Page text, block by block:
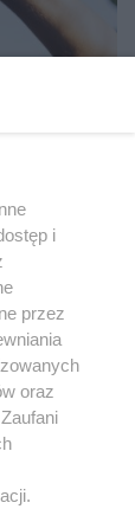
8
i
przez
oraz